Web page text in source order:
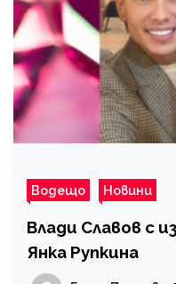
Водещо Новини
Влади Славов с
Янка Рупкина